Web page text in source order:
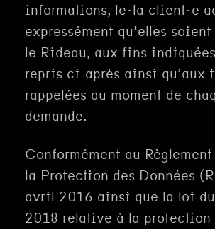
informations, le·la client·e
expressément qu’elles
le Rideau, aux fins
repris ci-après ainsi qu’aux
rappelées au moment de
demande.
Conformément au
la Protection des Données
avril 2016 ainsi que la loi
2018 relative à la protection